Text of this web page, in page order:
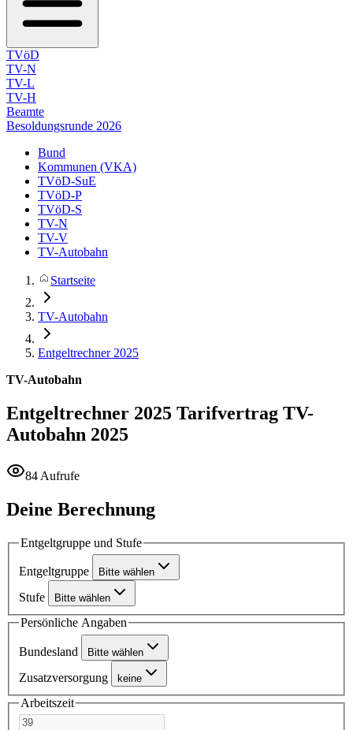
TVöD
TV-N
TV-L
TV-H
Beamte
Besoldungsrunde 2026
Bund
Kommunen (VKA)
TVöD-SuE
TVöD-P
TVöD-S
TV-N
TV-V
TV-Autobahn
Startseite
TV-Autobahn
Entgeltrechner 2025
TV-Autobahn
Entgeltrechner 2025 Tarifvertrag TV-
Autobahn 2025
84 Aufrufe
Deine Berechnung
Entgeltgruppe und Stufe
Entgeltgruppe Bitte wählen
Stufe Bitte wählen
Persönliche Angaben
Bundesland Bitte wählen
Zusatzversorgung keine
Arbeitszeit